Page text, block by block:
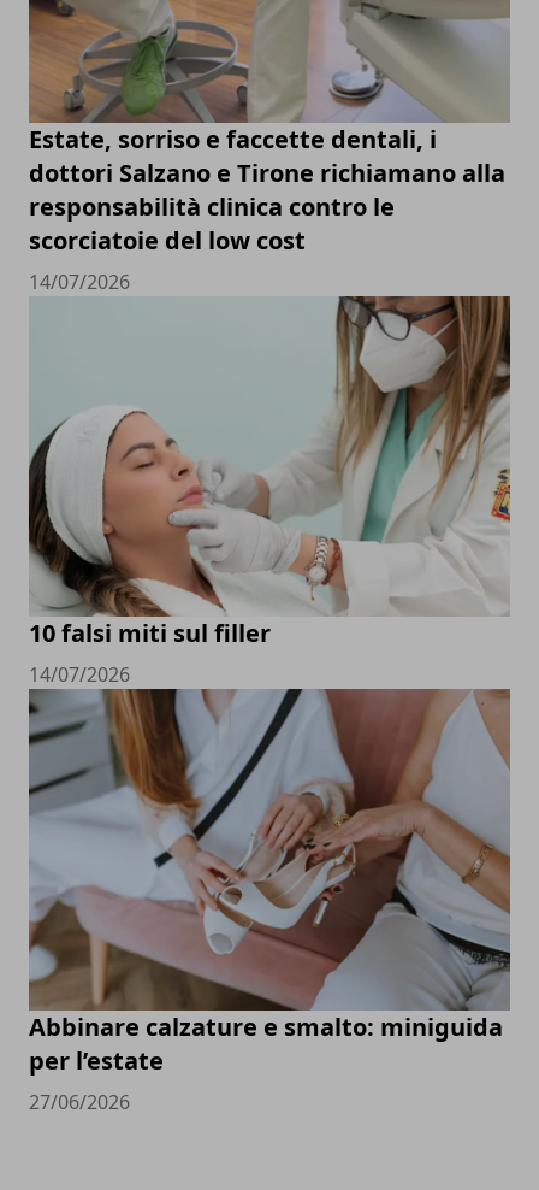
Estate, sorriso e faccette dentali, i
dottori Salzano e Tirone richiamano alla
responsabilità clinica contro le
scorciatoie del low cost
14/07/2026
10 falsi miti sul filler
14/07/2026
Abbinare calzature e smalto: miniguida
per l’estate
27/06/2026